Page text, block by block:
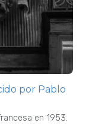
por Pablo
en 1953.